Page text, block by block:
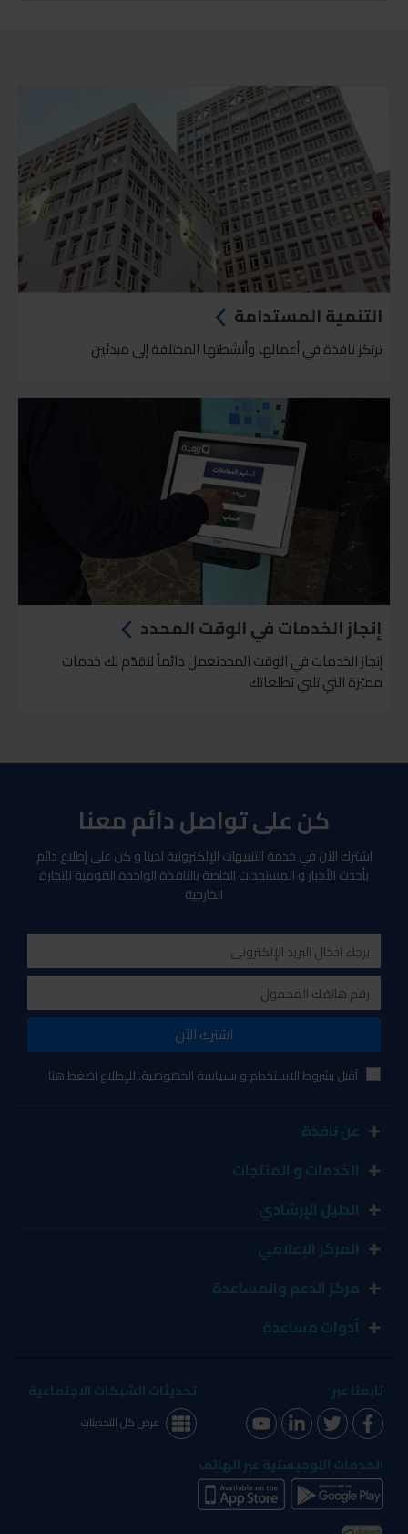
التنمية المستدامة
ترتكز نافذة في أعمالها وأنشطتها المختلفة إلى مبدئين
إنجاز الخدمات في الوقت المحدد
إنجاز الخدمات في الوقت المحدنعمل دائماً لنقدّم لك خدمات
مميّزة التي تلبي تطلعاتك
كن على تواصل دائم معنا
اشترك الآن في خدمة التنبيهات الإلكترونية لدينا و كن على إطلاع دائم
بأحدث الأخبار و المستجدات الخاصة بالنافذة الواحدة القومية للتجارة
الخارجية
اشترك الآن
أقبل بشروط الاستخدام و بسياسة الخصوصية. للإطلاع اضغط هنا
عن نافذة
الخدمات و المنتجات
الدليل الإرشادي
المركز الإعلامي
مركز الدعم والمساعدة
أدوات مساعدة
تابعنا عبر تحديثات الشبكات الاجتماعية
عرض كل التحديثات
الخدمات اللوجيستية عبر الهاتف